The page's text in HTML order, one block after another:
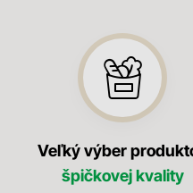
Veľký výber
špičkovej kvality